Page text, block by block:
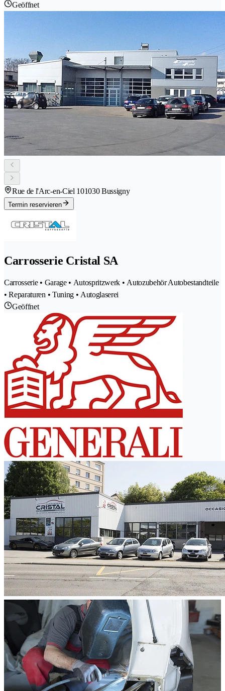
Geöffnet
Rue de l'Arc-en-Ciel 101030 Bussigny
Termin reservieren
Carrosserie Cristal SA
Carrosserie • Garage • Autospritzwerk • Autozubehör Autobestandteile
• Reparaturen • Tuning • Autoglaserei
Geöffnet